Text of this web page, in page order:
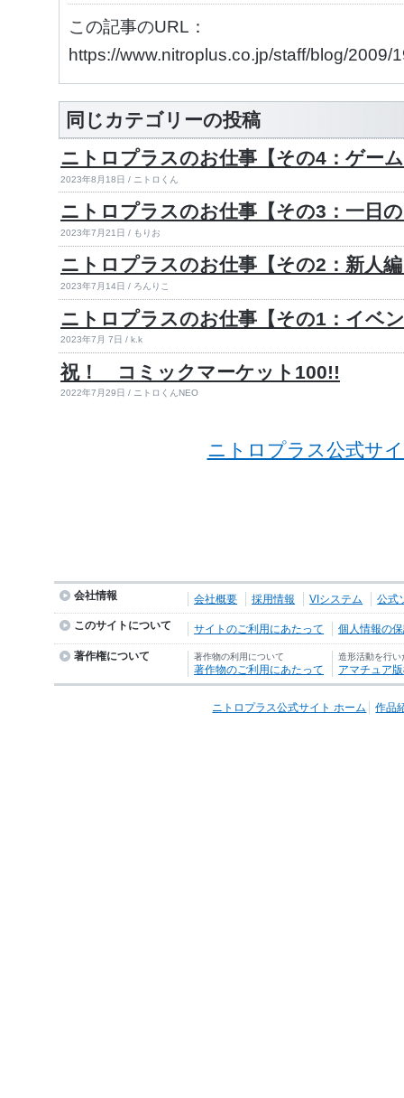
この記事のURL：
https://www.nitroplus.co.jp/staff/blog/2009/
同じカテゴリーの投稿
ニトロプラスのお仕事【その4：ゲー
2023年8月18日 / ニトロくん
ニトロプラスのお仕事【その3：一日
2023年7月21日 / もりお
ニトロプラスのお仕事【その2：新人
2023年7月14日 / ろんりこ
ニトロプラスのお仕事【その1：イベ
2023年7月 7日 / k.k
祝！ コミックマーケット100!!
2022年7月29日 / ニトロくんNEO
ニトロプラス公式サ
会社情報 会社概要 採用情報 VIシステム 公式
このサイトについて サイトのご利用にあたって 個人情報の
著作権について 著作物の利用について
著作物のご利用にあたって
造形活動を行い
アマチュア
ニトロプラス公式サイト ホーム 作品